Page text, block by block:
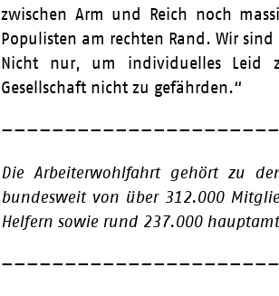
zwischen Arm und Reich noch
Populisten am rechten Rand. Wir
Nicht nur, um individuelles Leid
Gesellschaft nicht zu gefährden.“
Die Arbeiterwohlfahrt gehört zu
bundesweit von über 312.000
Helfern sowie rund 237.000